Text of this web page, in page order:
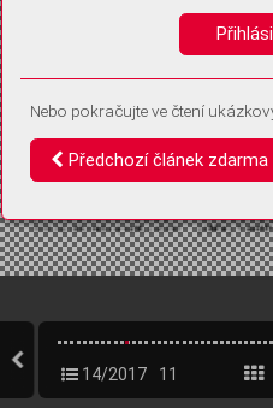
14/2017 11
Nebo pokračujte ve čtení
Předchozí článek zdarma